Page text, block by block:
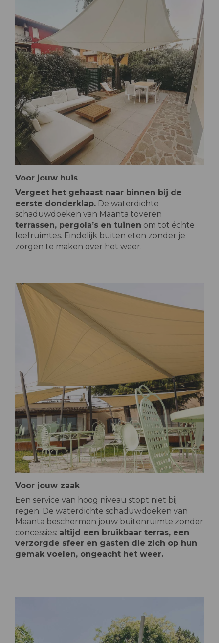
Voor jouw huis
Vergeet het gehaast naar binnen bij de
eerste donderklap. De waterdichte
schaduwdoeken van Maanta toveren
terrassen, pergola’s en tuinen om tot échte
leefruimtes. Eindelijk buiten eten zonder je
zorgen te maken over het weer.
Voor jouw zaak
Een service van hoog niveau stopt niet bij
regen. De waterdichte schaduwdoeken van
Maanta beschermen jouw buitenruimte zonder
concessies: altijd een bruikbaar terras, een
verzorgde sfeer en gasten die zich op hun
gemak voelen, ongeacht het weer.